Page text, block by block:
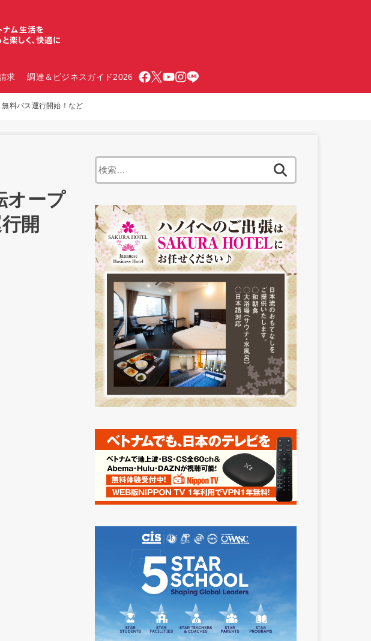
求 調達＆ビジネスガイド2026
料バス運行開始！など
オープ
開